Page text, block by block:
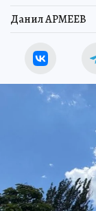
Данил АРМЕЕВ